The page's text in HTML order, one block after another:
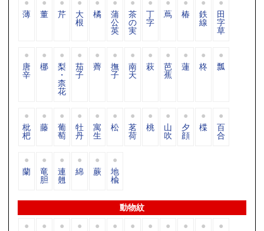
薄 董 芹 大
根
橘 蒲
公
英
茶
の
実
丁
字
蔦 椿 鉄
線
田
字
草
唐
辛
梛 梨
・
柰
花
茄
子
薺 撫
子
南
天
萩 芭
蕉
蓮 柊 瓢
枇
杷
藤 葡
萄
牡
丹
寓
生
松 茗
荷
桃 山
吹
夕
顔
楪 百
合
蘭 竜
胆
連
翹
綿 蕨 地
楡
動物紋